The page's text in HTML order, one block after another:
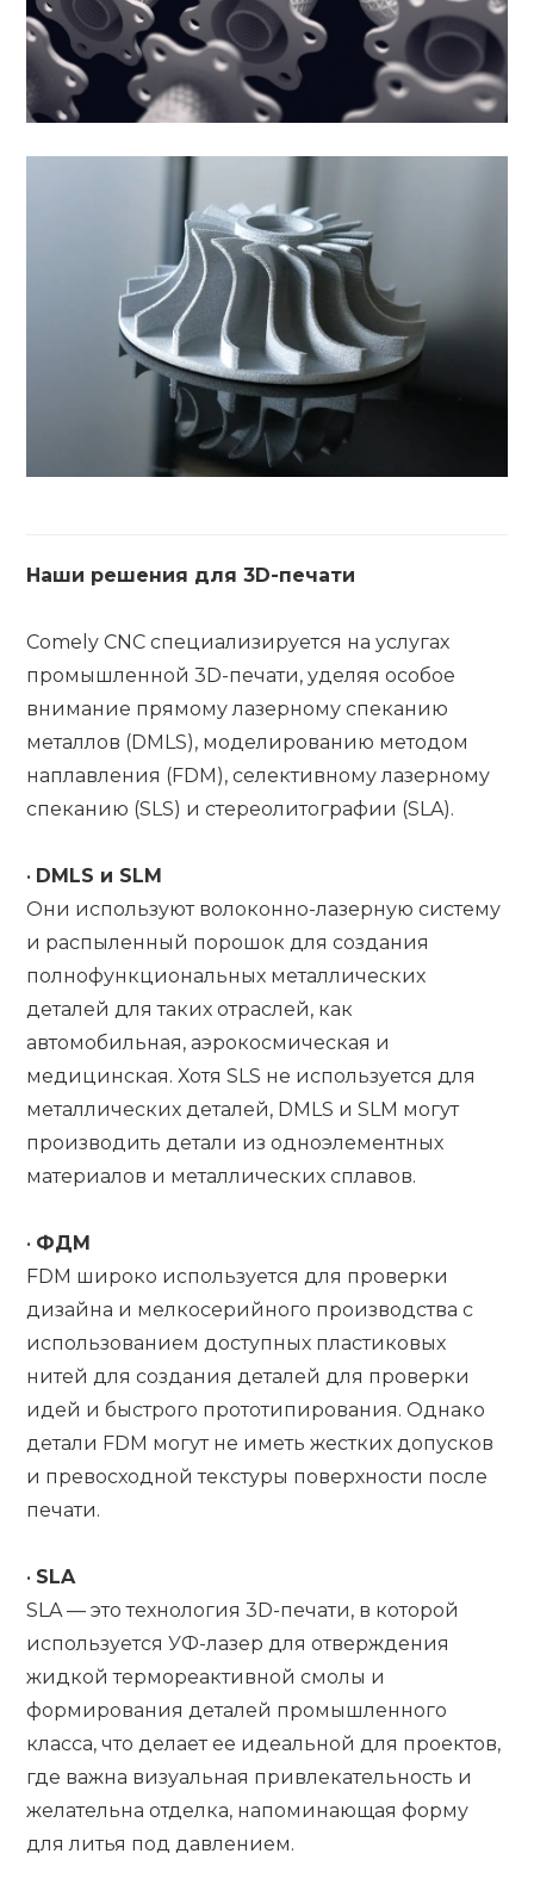
Наши решения для 3D-печати
Comely CNC специализируется на услугах
промышленной 3D-печати, уделяя особое
внимание прямому лазерному спеканию
металлов (DMLS), моделированию методом
наплавления (FDM), селективному лазерному
спеканию (SLS) и стереолитографии (SLA).
• DMLS и SLM
Они используют волоконно-лазерную систему
и распыленный порошок для создания
полнофункциональных металлических
деталей для таких отраслей, как
автомобильная, аэрокосмическая и
медицинская. Хотя SLS не используется для
металлических деталей, DMLS и SLM могут
производить детали из одноэлементных
материалов и металлических сплавов.
• ФДМ
FDM широко используется для проверки
дизайна и мелкосерийного производства с
использованием доступных пластиковых
нитей для создания деталей для проверки
идей и быстрого прототипирования. Однако
детали FDM могут не иметь жестких допусков
и превосходной текстуры поверхности после
печати.
• SLA
SLA — это технология 3D-печати, в которой
используется УФ-лазер для отверждения
жидкой термореактивной смолы и
формирования деталей промышленного
класса, что делает ее идеальной для проектов,
где важна визуальная привлекательность и
желательна отделка, напоминающая форму
для литья под давлением.